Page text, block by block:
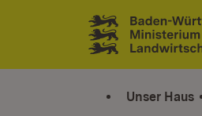
Zum Inhalt springen
Link zur Startseite
Unser Haus